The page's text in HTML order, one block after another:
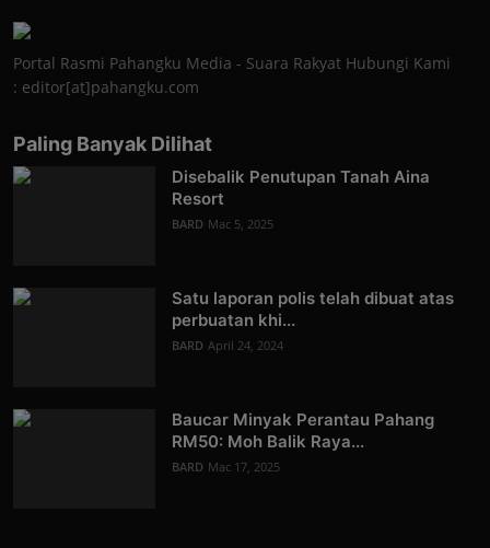
Portal Rasmi Pahangku Media - Suara Rakyat Hubungi Kami
: editor[at]pahangku.com
Paling Banyak Dilihat
Disebalik Penutupan Tanah Aina
Resort
BARD Mac 5, 2025
Satu laporan polis telah dibuat atas
perbuatan khi...
BARD April 24, 2024
Baucar Minyak Perantau Pahang
RM50: Moh Balik Raya...
BARD Mac 17, 2025